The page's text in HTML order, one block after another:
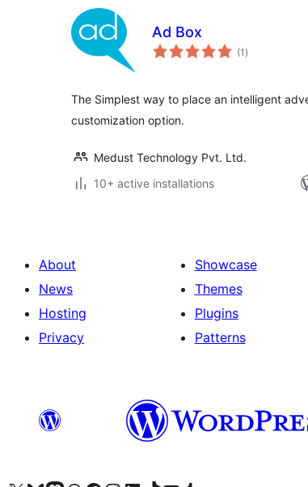
Ad Box
(1 total
ratings
)
The Simplest way to place an intelligent
customization option.
Medust Technology Pvt. Ltd.
10+ active installations
About
News
Hosting
Privacy
Showcase
Themes
Plugins
Patterns